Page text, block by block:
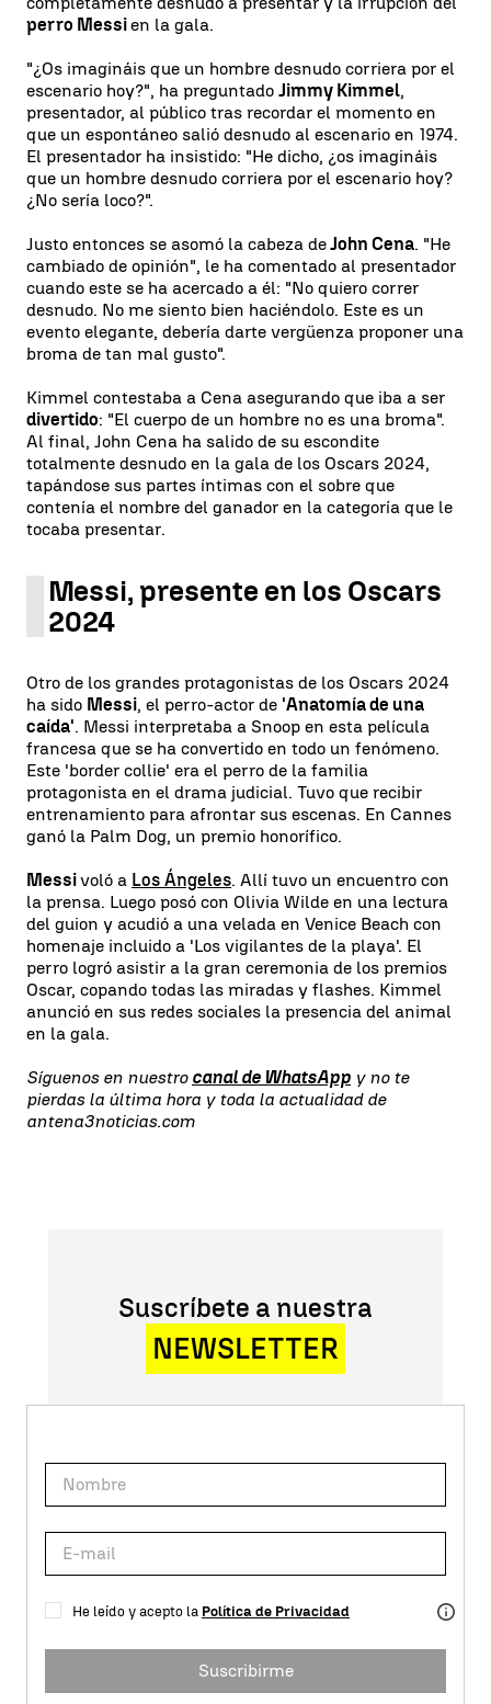
perro Messien la gala.
"¿Os imagináis que un hombre desnudo corriera por el
escenario hoy?", ha preguntado Jimmy Kimmel,
presentador, al público tras recordar el momento en
que un espontáneo salió desnudo al escenario en 1974.
El presentador ha insistido: "He dicho, ¿os imagináis
que un hombre desnudo corriera por el escenario hoy?
¿No sería loco?".
Justo entonces se asomó la cabeza deJohn Cena. "He
cambiado de opinión", le ha comentado al presentador
cuando este se ha acercado a él: "No quiero correr
desnudo. No me siento bien haciéndolo. Este es un
evento elegante, debería darte vergüenza proponer una
broma de tan mal gusto".
Kimmel contestaba a Cena asegurando que iba a ser
divertido: "El cuerpo de un hombre no es una broma".
Al final, John Cena ha salido de su escondite
totalmente desnudo en la gala de los Oscars 2024,
tapándose sus partes íntimas con el sobre que
contenía el nombre del ganador en la categoría que le
tocaba presentar.
Messi, presente en los Oscars
2024
Otro de los grandes protagonistas de los Oscars 2024
ha sido Messi, el perro-actor de 'Anatomía de una
caída'. Messi interpretaba a Snoop en esta película
francesa que se ha convertido en todo un fenómeno.
Este 'border collie' era el perro de la familia
protagonista en el drama judicial. Tuvo que recibir
entrenamiento para afrontar sus escenas. En Cannes
ganó la Palm Dog, un premio honorífico.
Messivoló a Los Ángeles. Allí tuvo un encuentro con
la prensa. Luego posó con Olivia Wilde en una lectura
del guion y acudió a una velada en Venice Beach con
homenaje incluido a 'Los vigilantes de la playa'. El
perro logró asistir a la gran ceremonia de los premios
Oscar, copando todas las miradas y flashes. Kimmel
anunció en sus redes sociales la presencia del animal
en la gala.
Síguenos en nuestro canal de WhatsApp y no te
pierdas la última hora y toda la actualidad de
antena3noticias.com
Suscríbete a nuestra
NEWSLETTER
He leído y acepto la Política de Privacidad
Suscribirme